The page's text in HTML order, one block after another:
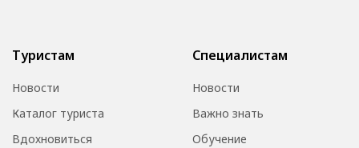
Туристам
Новости
Каталог туриста
Вдохновиться
Специалистам
Новости
Важно знать
Обучение